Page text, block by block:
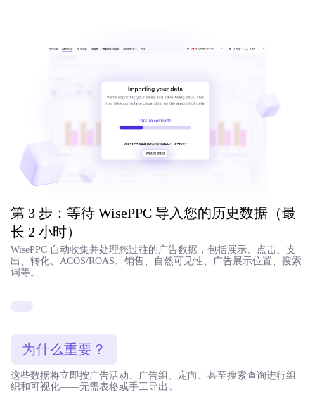
第 3 步：等待 WisePPC 导入您的历史数据（最
长 2 小时）
WisePPC 自动收集并处理您过往的广告数据，包括展示、点击、支
出、转化、ACOS/ROAS、销售、自然可见性、广告展示位置、搜索
词等。
为什么重要？
这些数据将立即按广告活动、广告组、定向、甚至搜索查询进行组
织和可视化——无需表格或手工导出。